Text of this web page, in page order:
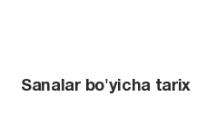
Sanalar bo'yicha tarix